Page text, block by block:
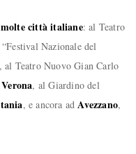
città italiane: al Teatro
Nazionale del
, al Teatro Nuovo Gian Carlo
Verona, al Giardino del
, e ancora adAvezzano,